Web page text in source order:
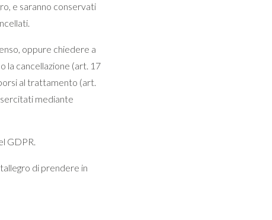
e saranno conservati
oppure chiedere a
la cancellazione (art. 17
al trattamento (art.
mediante
GDPR.
di prendere in